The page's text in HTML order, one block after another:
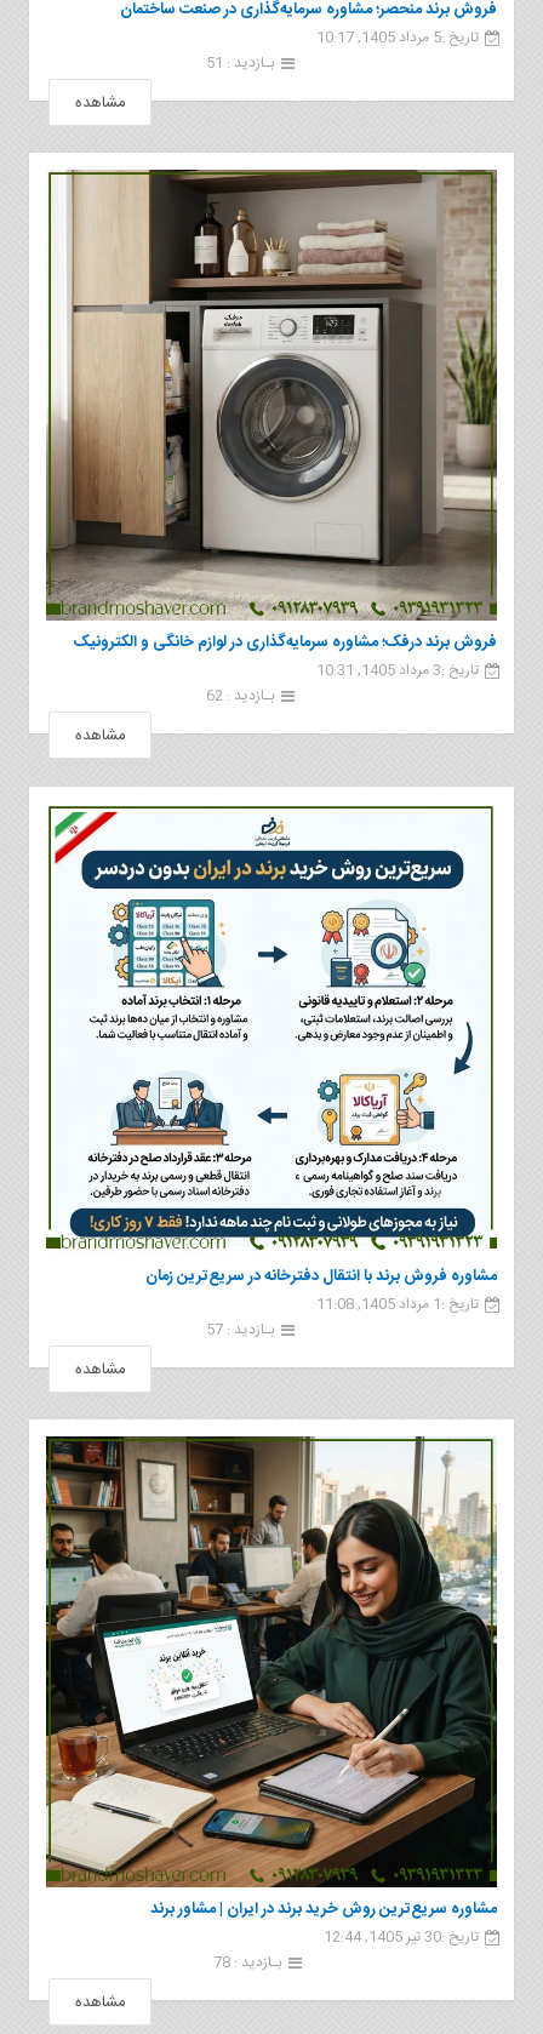
فروش برند منحصر؛ مشاوره سرمایه‌گذاری در صنعت ساختمان
تاریخ :5 مرداد 1405, 10:17
بـازدید : 51
مشاهده
فروش برند درفک؛ مشاوره سرمایه‌گذاری در لوازم خانگی و الکترونیک
تاریخ :3 مرداد 1405, 10:31
بـازدید : 62
مشاهده
مشاوره فروش برند با انتقال دفترخانه در سریع‌ترین زمان
تاریخ :1 مرداد 1405, 11:08
بـازدید : 57
مشاهده
مشاوره سریع‌ترین روش خرید برند در ایران | مشاور برند
تاریخ :30 تیر 1405, 12:44
بـازدید : 78
مشاهده